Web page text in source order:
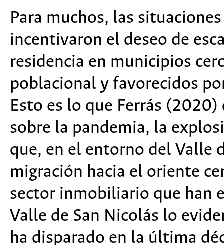
Para muchos, las
incentivaron el deseo de
residencia en municipios
poblacional y favorecidos
Esto es lo que Ferrás
sobre la pandemia, la
que, en el entorno del Valle
migración hacia el oriente
sector inmobiliario que han
Valle de San Nicolás lo
ha disparado en la última